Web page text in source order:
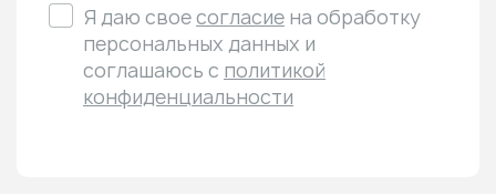
Я даю своесогласие на обработку
персональных данных и
соглашаюсь с политикой
конфиденциальности